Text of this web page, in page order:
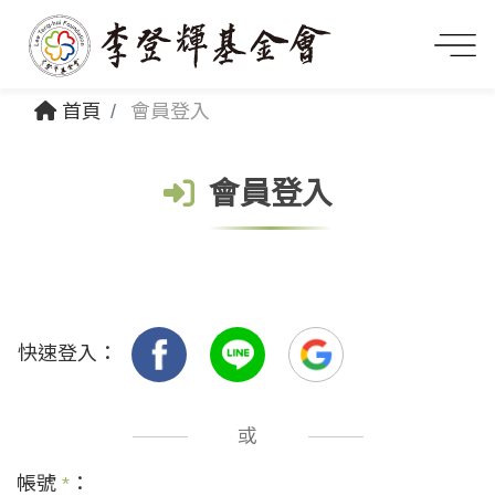
首頁 會員登入
會員登入
快速登入：
或
帳號 * ：